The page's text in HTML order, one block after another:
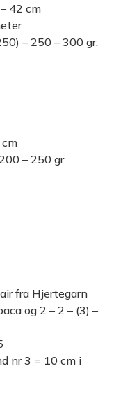
42 cm
– 250 – 300 gr.
– 250 gr
fra Hjertegarn
og 2 – 2 – (3) –
nr 3 = 10 cm i